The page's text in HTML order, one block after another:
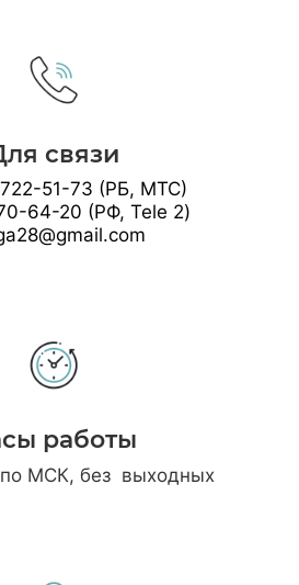
связи
51-73 (РБ, МТС)
64-20 (РФ, Tele 2)
работы
МСК, без выходных